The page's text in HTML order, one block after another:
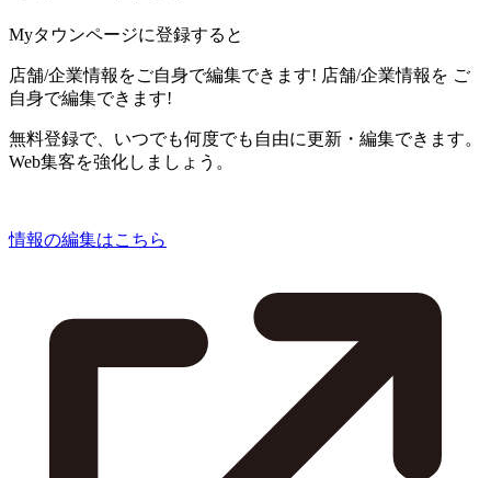
Myタウンページに登録すると
店舗/企業情報をご自身で編集できます! 店舗/企業情報を ご
自身で編集できます!
無料登録で、いつでも何度でも自由に更新・編集できます。
Web集客を強化しましょう。
情報の編集はこちら